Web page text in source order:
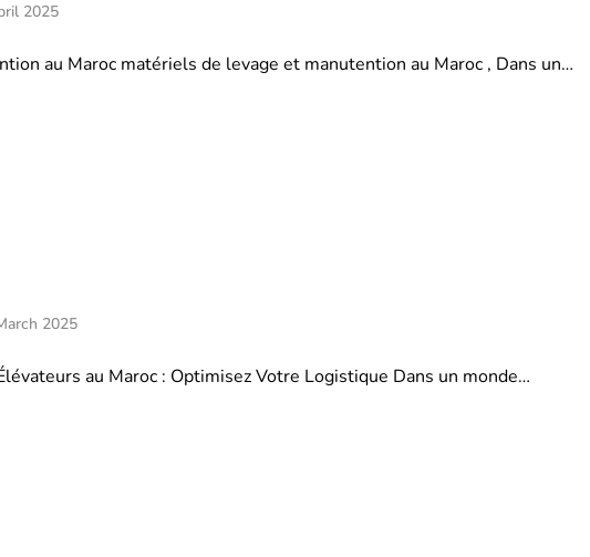
2025
au Maroc matériels de levage et manutention au Maroc , Dans un…
2025
au Maroc : Optimisez Votre Logistique Dans un monde…